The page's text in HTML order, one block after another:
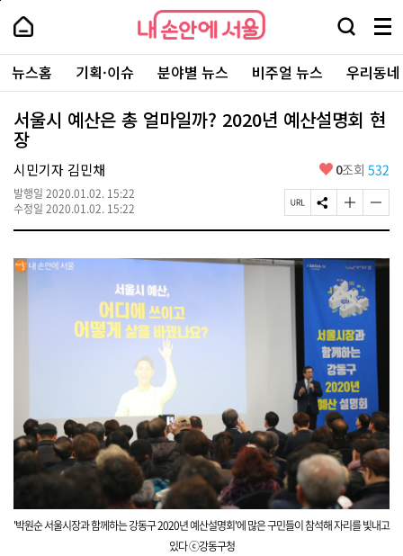
본
로
가
내
손
안
에
서
울
-
서
울
시
대
표
소
통
포
내
손
에
울
검
창
열
기
메
뉴
전
체
보
기
주
요
서
뉴스홈 기획·이슈 분야별 뉴스 비주얼 뉴스 우리동
서울시 예산은 총 얼마일까? 2020년 예산설명회 현
장
시민기자 김민채
발행일 2020.01.02. 15:22
수정일 2020.01.02. 15:22
좋
요
0조회 532
페
이
U
R
복
사
S
N
공
유
하
기
글
자
기
크
게
변
경
하
기
글
자
기
작
게
변
경
하
기
'박원순 서울시장과 함께하는 강동구 2020년 예산설명회'에 많은 구민들이 참석해 자리를 빛내고
있다ⓒ강동구청
페
상
단
로